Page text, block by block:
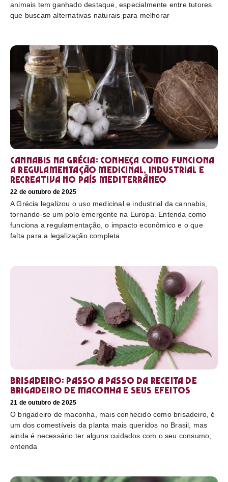
animais tem ganhado destaque, especialmente entre tutores
que buscam alternativas naturais para melhorar
Cannabis na Grécia: conheça como funciona
a regulamentação medicinal, industrial e
recreativa no país mediterrâneo
22 de outubro de 2025
A Grécia legalizou o uso medicinal e industrial da cannabis,
tornando-se um polo emergente na Europa. Entenda como
funciona a regulamentação, o impacto econômico e o que
falta para a legalização completa
Brisadeiro: passo a passo da receita de
brigadeiro de maconha e seus efeitos
21 de outubro de 2025
O brigadeiro de maconha, mais conhecido como brisadeiro, é
um dos comestíveis da planta mais queridos no Brasil, mas
ainda é necessário ter alguns cuidados com o seu consumo;
entenda